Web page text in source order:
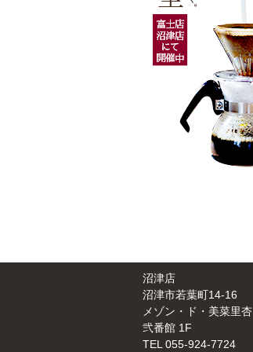
沼津店
沼津市若葉町14-16
メゾン・ド・美菜里杏
弐番館 1F
TEL 055-924-7724